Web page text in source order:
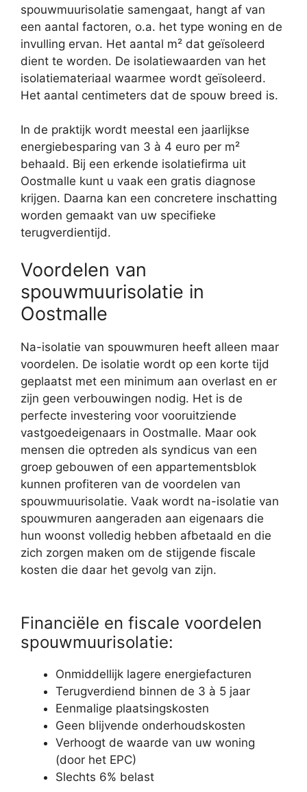
spouwmuurisolatie samengaat, hangt af van
een aantal factoren, o.a. het type woning en de
invulling ervan. Het aantal m² dat geïsoleerd
dient te worden. De isolatiewaarden van het
isolatiemateriaal waarmee wordt geïsoleerd.
Het aantal centimeters dat de spouw breed is.
In de praktijk wordt meestal een jaarlijkse
energiebesparing van 3 à 4 euro per m²
behaald. Bij een erkende isolatiefirma uit
Oostmalle kunt u vaak een gratis diagnose
krijgen. Daarna kan een concretere inschatting
worden gemaakt van uw specifieke
terugverdientijd.
Voordelen van
spouwmuurisolatie in
Oostmalle
Na-isolatie van spouwmuren heeft alleen maar
voordelen. De isolatie wordt op een korte tijd
geplaatst met een minimum aan overlast en er
zijn geen verbouwingen nodig. Het is de
perfecte investering voor vooruitziende
vastgoedeigenaars in Oostmalle. Maar ook
mensen die optreden als syndicus van een
groep gebouwen of een appartementsblok
kunnen profiteren van de voordelen van
spouwmuurisolatie. Vaak wordt na-isolatie van
spouwmuren aangeraden aan eigenaars die
hun woonst volledig hebben afbetaald en die
zich zorgen maken om de stijgende fiscale
kosten die daar het gevolg van zijn.
Financiële en fiscale voordelen
spouwmuurisolatie:
Onmiddellijk lagere energiefacturen
Terugverdiend binnen de 3 à 5 jaar
Eenmalige plaatsingskosten
Geen blijvende onderhoudskosten
Verhoogt de waarde van uw woning
(door het EPC)
Slechts 6% belast